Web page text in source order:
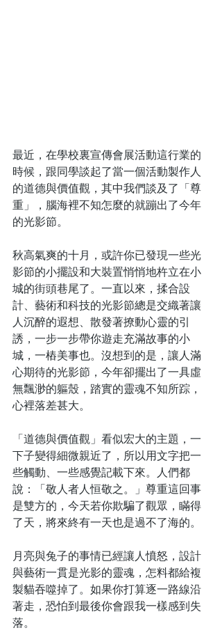
最近，在學校裏宣傳會展活動這行業的
時候，跟同學談起了當一個活動製作人
的道德與價值觀，其中我們談及了「尊
重」，腦海裡不知怎麼的就蹦出了今年
的光影節。
秋高氣爽的十月，或許你已發現一些光
影節的小擺設和大裝置悄悄地杵立在小
城的街頭巷尾了。一直以來，揉合設
計、藝術和科技的光影節總是交織著讓
人沉醉的遐想、散發著撩動心靈的引
誘，一步一步帶你遊走充滿故事的小
城，一樁美事也。沒想到的是，讓人滿
心期待的光影節，今年卻擺出了一具虛
無飄渺的軀殼，踏實的靈魂不知所踪，
心裡落差甚大。
「道德與價值觀」看似宏大的主題，一
下子變得細微親近了，所以用文字把一
些觸動、一些感覺記載下來。人們都
說：「敬人者人恒敬之。」尊重這回事
是雙方的，今天若你欺騙了觀眾，瞞得
了天，將來終有一天也是過不了海的。
月亮與兔子的事情已經讓人憤怒，設計
與藝術一貫是光影的靈魂，怎料都給複
製貓吞噬掉了。如果你打算逐一路線沿
著走，恐怕到最後你會跟我一樣感到失
落。